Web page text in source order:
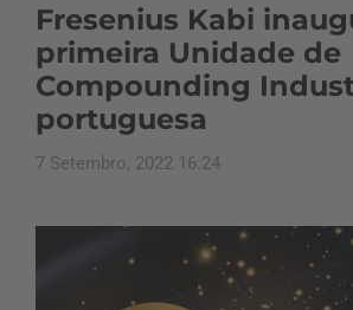
Fresenius Kabi
primeira Unidade de
Compounding
portuguesa
7 Setembro, 2022 16:24